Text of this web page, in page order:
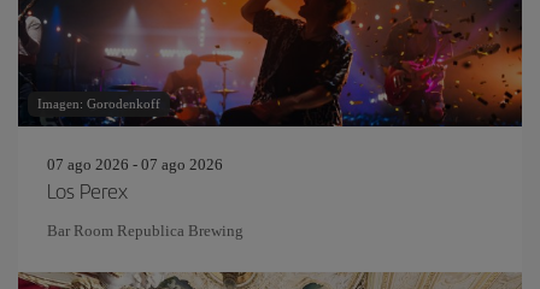
Imagen: Gorodenkoff
07 ago 2026 - 07 ago 2026
Los Perex
Bar Room Republica Brewing